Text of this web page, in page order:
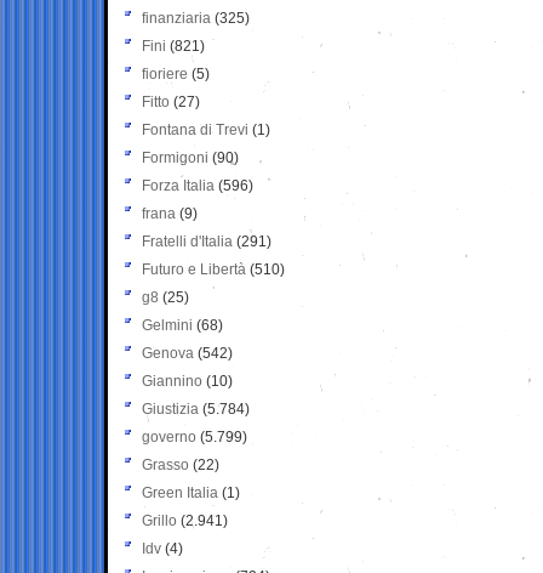
finanziaria (325)
Fini (821)
fioriere (5)
Fitto (27)
Fontana di Trevi (1)
Formigoni (90)
Forza Italia (596)
frana (9)
Fratelli d'Italia (291)
Futuro e Libertà (510)
g8 (25)
Gelmini (68)
Genova (542)
Giannino (10)
Giustizia (5.784)
governo (5.799)
Grasso (22)
Green Italia (1)
Grillo (2.941)
Idv (4)